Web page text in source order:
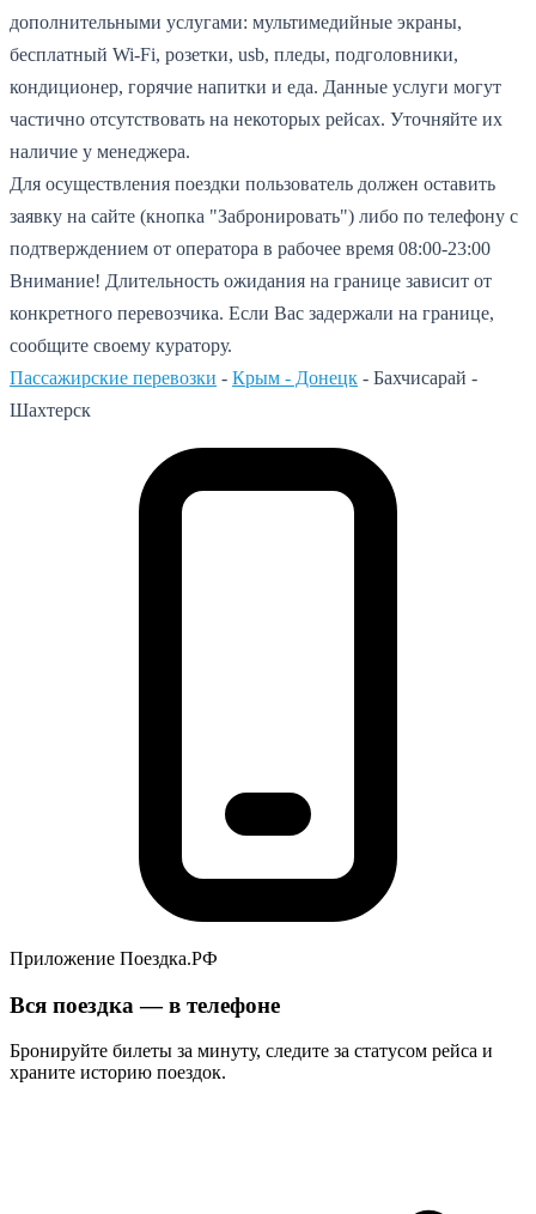
дополнительными услугами: мультимедийные экраны,
бесплатный Wi-Fi, розетки, usb, пледы, подголовники,
кондиционер, горячие напитки и еда. Данные услуги могут
частично отсутствовать на некоторых рейсах. Уточняйте их
наличие у менеджера.
Для осуществления поездки пользователь должен оставить
заявку на сайте (кнопка "Забронировать") либо по телефону с
подтверждением от оператора в рабочее время 08:00-23:00
Внимание! Длительность ожидания на границе зависит от
конкретного перевозчика. Если Вас задержали на границе,
сообщите своему куратору.
Пассажирские перевозки - Крым - Донецк - Бахчисарай -
Шахтерск
Приложение Поездка.РФ
Вся поездка — в телефоне
Бронируйте билеты за минуту, следите за статусом рейса и
храните историю поездок.